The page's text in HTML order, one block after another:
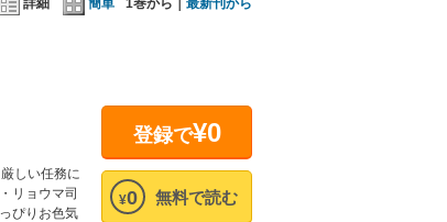
詳細 簡単 1巻から｜ 最新刊から
登録で¥0
無料で読む
¥0
しい任務に
リョウマ司
ぴりお色気